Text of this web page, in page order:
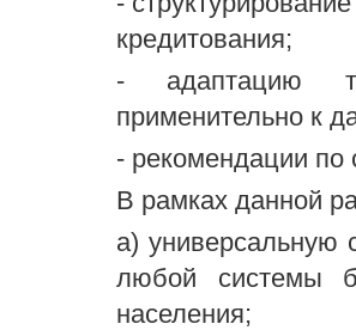
кредитования;
- адаптацию
применительно к
- рекомендации по
В рамках данной
а) универсальную
любой системы
населения;